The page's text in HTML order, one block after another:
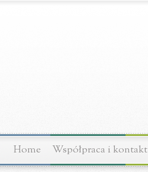
Home Współpraca i kontakt